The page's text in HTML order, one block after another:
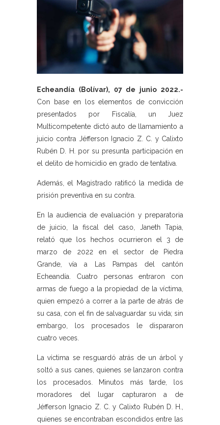
Echeandía (Bolívar), 07 de junio 2022.-
Con base en los elementos de convicción
presentados por Fiscalía, un Juez
Multicompetente dictó auto de llamamiento a
juicio contra Jéfferson Ignacio Z. C. y Calixto
Rubén D. H. por su presunta participación en
el delito de homicidio en grado de tentativa.
Además, el Magistrado ratificó la medida de
prisión preventiva en su contra.
En la audiencia de evaluación y preparatoria
de juicio, la fiscal del caso, Janeth Tapia,
relató que los hechos ocurrieron el 3 de
marzo de 2022 en el sector de Piedra
Grande, vía a Las Pampas del cantón
Echeandía. Cuatro personas entraron con
armas de fuego a la propiedad de la víctima,
quien empezó a correr a la parte de atrás de
su casa, con el fin de salvaguardar su vida; sin
embargo, los procesados le dispararon
cuatro veces.
La víctima se resguardó atrás de un árbol y
soltó a sus canes, quienes se lanzaron contra
los procesados. Minutos más tarde, los
moradores del lugar capturaron a de
Jéfferson Ignacio Z. C. y Calixto Rubén D. H.,
quienes se encontraban escondidos entre las